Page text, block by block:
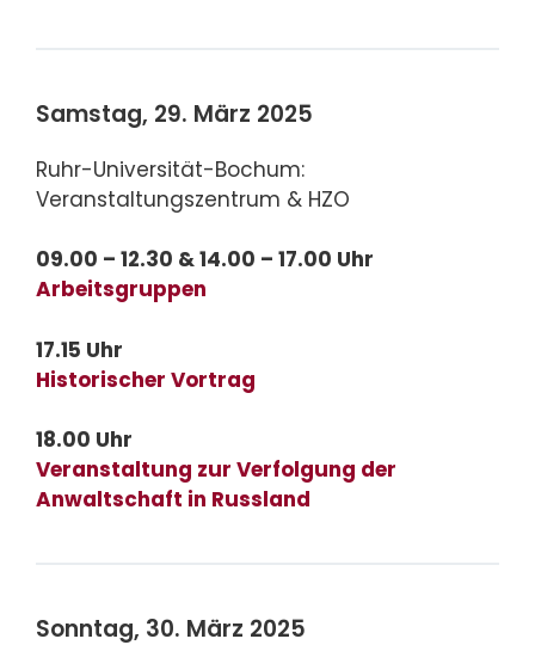
Samstag, 29. März 2025
Ruhr-Universität-Bochum:
Veranstaltungszentrum & HZO
09.00 – 12.30 & 14.00 – 17.00 Uhr
Arbeitsgruppen
17.15 Uhr
Historischer Vortrag
18.00 Uhr
Veranstaltung zur Verfolgung der
Anwaltschaft in Russland
Sonntag, 30. März 2025